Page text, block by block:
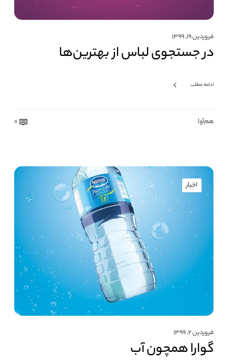
فروردین ۱۹, ۱۳۹۹
در جستجوی لباس از بهترین‌ها
ادامه مطلب
هم‌آوا 0
اخبار
فروردین ۲, ۱۳۹۹
گوارا همچون آب